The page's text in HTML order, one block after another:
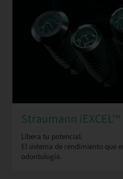
Straumann iEXCEL™
Libera tu potencial.
El sistema de rendimiento que
odontología.